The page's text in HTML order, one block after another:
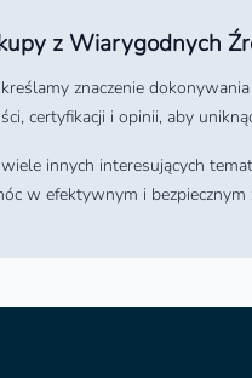
z Wiarygodnych
znaczenie
certyfikacji i opinii, aby
innych interesujących
w efektywnym i bezpiecznym